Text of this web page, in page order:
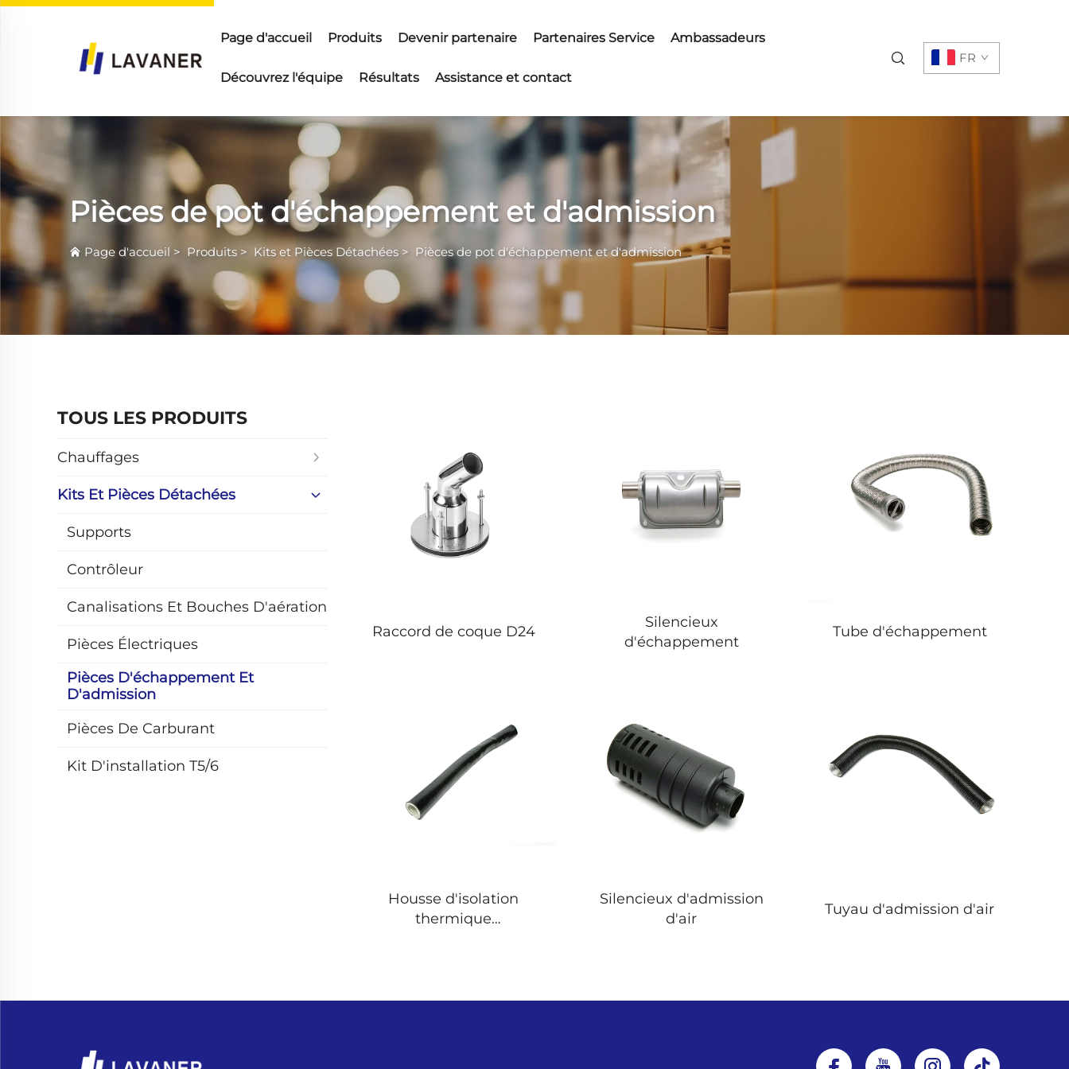
Page d'accueil Produits Devenir partenaire Partenaires Service Ambassadeurs
Découvrez l'équipe Résultats Assistance et contact
FR
Pièces de pot d'échappement et d'admission
Page d'accueil > Produits > Kits et Pièces Détachées > Pièces de pot d'échappement et d'admission
TOUS LES PRODUITS
Chauffages
Kits Et Pièces Détachées
Supports
Contrôleur
Canalisations Et Bouches D'aération
Pièces Électriques
Pièces D'échappement Et
D'admission
Pièces De Carburant
Kit D'installation T5/6
Raccord de coque D24
Silencieux
d'échappement
Tube d'échappement
Housse d'isolation
thermique
Silencieux d'admission
d'air
Tuyau d'admission d'air